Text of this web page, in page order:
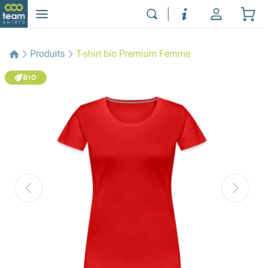
Produits T-shirt bio Premium Femme
BIO